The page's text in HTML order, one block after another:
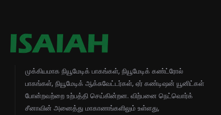
முக்கியமாக நியூமேடிக் பாகங்கள், நியூமேடிக் கண்ட்ரோல்
பாகங்கள், நியூமேடிக் ஆக்சுவேட்டர்கள், ஏர் கண்டிஷன் யூனிட்கள்
போன்றவற்றை உற்பத்தி செய்கின்றன. விற்பனை நெட்வொர்க்
சீனாவின் அனைத்து மாகாணங்களிலும் உள்ளது,